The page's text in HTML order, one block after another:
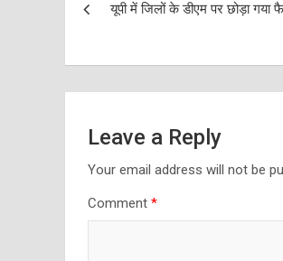
navigation
यूपी में जिलों के डीएम पर छोड़ा गया
Leave a Reply
Your email address will not be
Comment *